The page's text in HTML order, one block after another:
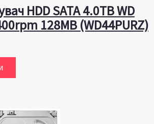
HDD SATA 4.0TB WD
128MB (WD44PURZ)